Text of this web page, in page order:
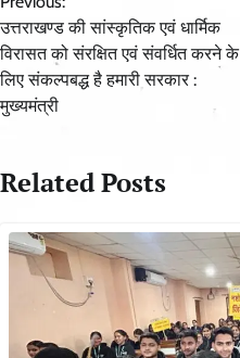
navigation
उत्तराखण्ड की सांस्कृतिक एवं धार्मिक
विरासत को संरक्षित एवं संवर्धित करने के
लिए संकल्पबद्ध है हमारी सरकार :
मुख्यमंत्री
Related Posts